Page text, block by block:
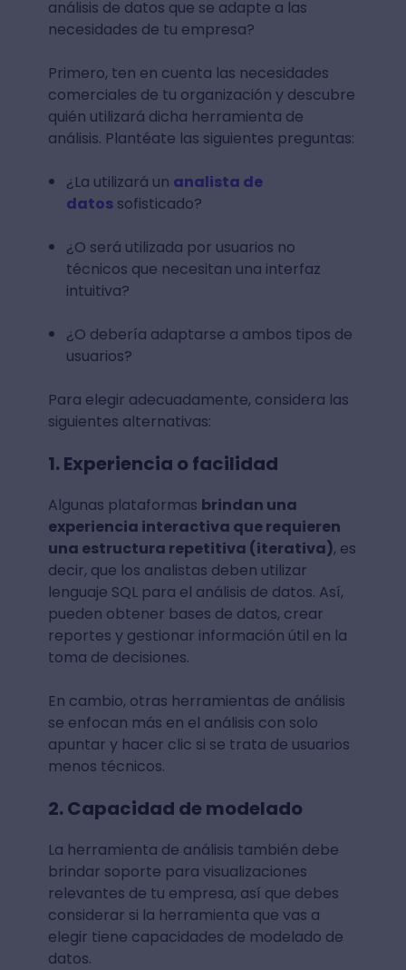
análisis de datos que se adapte a las
necesidades de tu empresa?
Primero, ten en cuenta las necesidades
comerciales de tu organización y descubre
quién utilizará dicha herramienta de
análisis. Plantéate las siguientes preguntas:
¿La utilizará un analista de
datossofisticado?
¿O será utilizada por usuarios no
técnicos que necesitan una interfaz
intuitiva?
¿O debería adaptarse a ambos tipos de
usuarios?
Para elegir adecuadamente, considera las
siguientes alternativas:
1. Experiencia o facilidad
Algunas plataformas brindan una
experiencia interactiva que requieren
una estructura repetitiva (iterativa), es
decir, que los analistas deben utilizar
lenguaje SQL para el análisis de datos. Así,
pueden obtener bases de datos, crear
reportes y gestionar información útil en la
toma de decisiones.
En cambio, otras herramientas de análisis
se enfocan más en el análisis con solo
apuntar y hacer clic si se trata de usuarios
menos técnicos.
2. Capacidad de modelado
La herramienta de análisis también debe
brindar soporte para visualizaciones
relevantes de tu empresa, así que debes
considerar si la herramienta que vas a
elegir tiene capacidades de modelado de
datos.